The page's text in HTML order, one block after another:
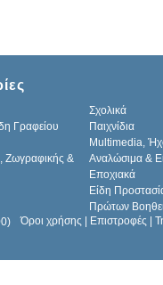
Σχολικά
Γραφείου
Παιχνίδια
Multimedia,
Ζωγραφικής &
Αναλώσιμα &
Εποχιακά
Είδη
Πρώτων
Όροι χρήσης Επιστροφές